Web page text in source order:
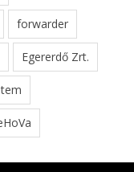
forwarder
Egererdő Zrt.